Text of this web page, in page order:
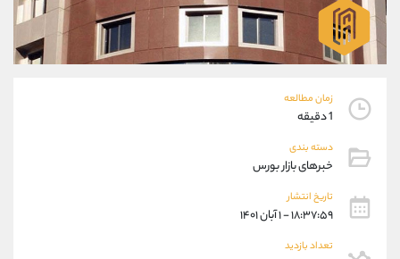
زمان مطالعه
1 دقیقه
دسته بندی
خبرهای بازار بورس
تاریخ انتشار
۱۸:۳۷:۵۹ - ۱ آبان ۱۴۰۱
تعداد بازدید
09194198792
واتساپ شروع گفتگو
تلگرام @Armteam_admin_33
پشتیبان فروش
موبایل
واتساپ
تلگرام
داخلی